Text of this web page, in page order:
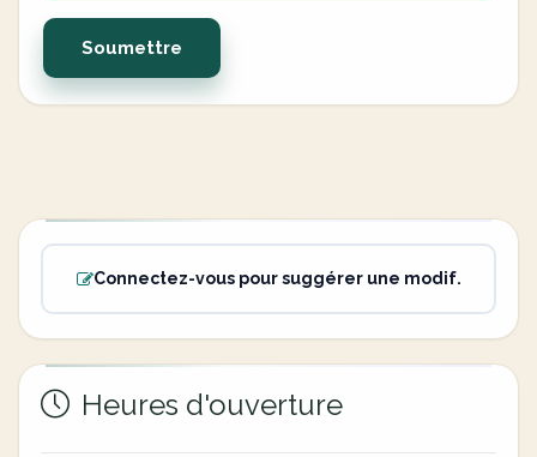
Soumettre
Connectez-vous pour suggérer une modif.
Heures d'ouverture